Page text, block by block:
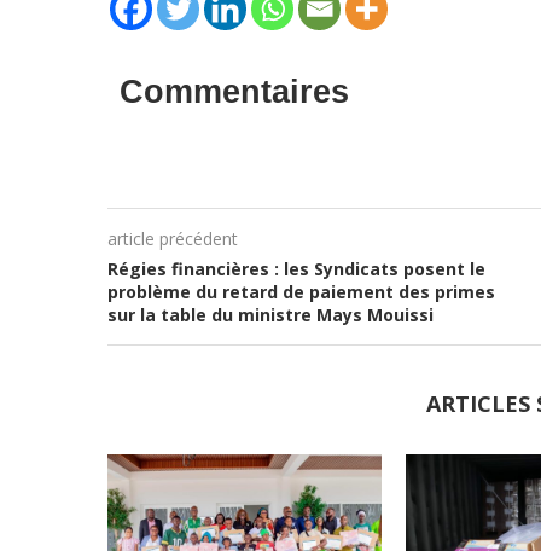
Commentaires
article précédent
Régies financières : les Syndicats posent le
problème du retard de paiement des primes
sur la table du ministre Mays Mouissi
ARTICLES